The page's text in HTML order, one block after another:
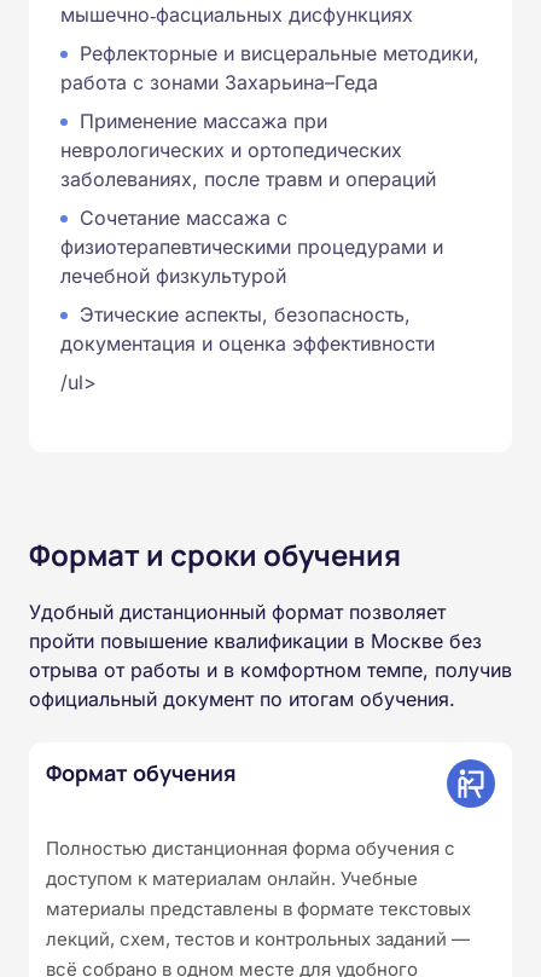
мышечно‑фасциальных дисфункциях
Рефлекторные и висцеральные методики,
работа с зонами Захарьина–Геда
Применение массажа при
неврологических и ортопедических
заболеваниях, после травм и операций
Сочетание массажа с
физиотерапевтическими процедурами и
лечебной физкультурой
Этические аспекты, безопасность,
документация и оценка эффективности
/ul>
Формат и сроки обучения
Удобный дистанционный формат позволяет
пройти повышение квалификации в Москве без
отрыва от работы и в комфортном темпе, получив
официальный документ по итогам обучения.
Формат обучения
Полностью дистанционная форма обучения с
доступом к материалам онлайн. Учебные
материалы представлены в формате текстовых
лекций, схем, тестов и контрольных заданий —
всё собрано в одном месте для удобного